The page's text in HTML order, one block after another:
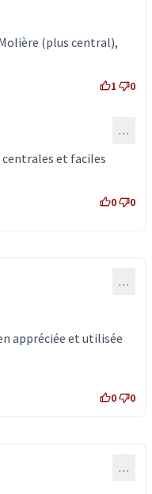
(plus central),
1 0
…
et faciles
0 0
…
appréciée et utilisée
0 0
…